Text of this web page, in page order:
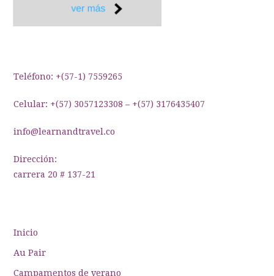
Teléfono: +(57-1) 7559265
Celular: +(57) 3057123308 – +(57) 3176435407
info@learnandtravel.co
Dirección:
carrera 20 # 137-21
Inicio
Au Pair
Campamentos de verano